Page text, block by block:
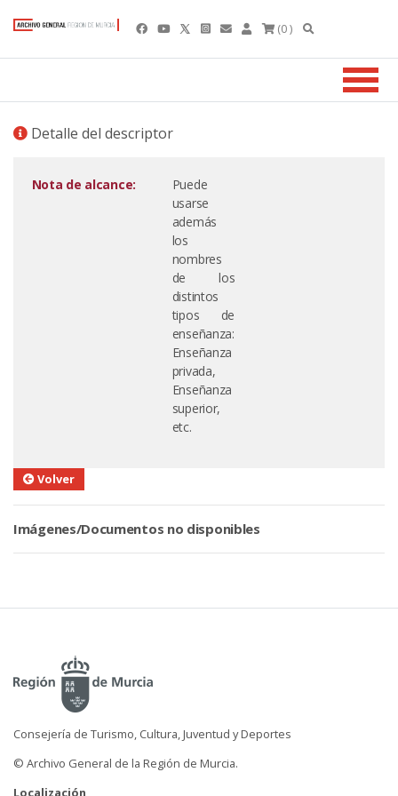
(0 )
Detalle del descriptor
Nota de alcance:
Puede
usarse
además
los
nombres
de los
distintos
tipos de
enseñanza:
Enseñanza
privada,
Enseñanza
superior,
etc.
Volver
Imágenes/Documentos no disponibles
Consejería de Turismo, Cultura, Juventud y Deportes
© Archivo General de la Región de Murcia.
Localización